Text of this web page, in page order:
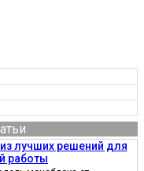
лучших решений для
работы